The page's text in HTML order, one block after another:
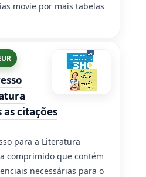
movie por mais tabelas
as citações
para a Literatura
comprimido que contém
necessárias para o